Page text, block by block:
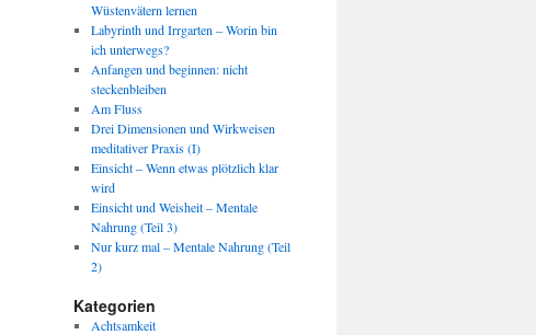
Wüstenvätern lernen
Labyrinth und Irrgarten – Worin bin
ich unterwegs?
Anfangen und beginnen: nicht
steckenbleiben
Am Fluss
Drei Dimensionen und Wirkweisen
meditativer Praxis (I)
Einsicht – Wenn etwas plötzlich klar
wird
Einsicht und Weisheit – Mentale
Nahrung (Teil 3)
Nur kurz mal – Mentale Nahrung (Teil
2)
Kategorien
Achtsamkeit